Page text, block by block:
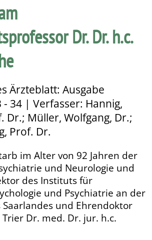
Dr. Dr. h.c.
Ärzteblatt: Ausgabe
- 34 | Verfasser: Hannig,
Dr.; Müller, Wolfgang, Dr.;
Prof. Dr.
im Alter von 92 Jahren der
und Neurologie und
des Instituts für
und Psychiatrie an der
und Ehrendoktor
Dr. med. Dr. jur. h.c.